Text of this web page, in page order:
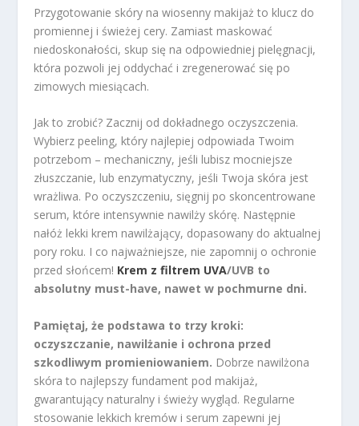
Przygotowanie skóry na wiosenny makijaż to klucz do
promiennej i świeżej cery. Zamiast maskować
niedoskonałości, skup się na odpowiedniej pielęgnacji,
która pozwoli jej oddychać i zregenerować się po
zimowych miesiącach.
Jak to zrobić? Zacznij od dokładnego oczyszczenia.
Wybierz peeling, który najlepiej odpowiada Twoim
potrzebom – mechaniczny, jeśli lubisz mocniejsze
złuszczanie, lub enzymatyczny, jeśli Twoja skóra jest
wrażliwa. Po oczyszczeniu, sięgnij po skoncentrowane
serum, które intensywnie nawilży skórę. Następnie
nałóż lekki krem nawilżający, dopasowany do aktualnej
pory roku. I co najważniejsze, nie zapomnij o ochronie
przed słońcem! Krem z filtrem UVA/UVB to
absolutny must-have, nawet w pochmurne dni.
Pamiętaj, że podstawa to trzy kroki:
oczyszczanie, nawilżanie i ochrona przed
szkodliwym promieniowaniem. Dobrze nawilżona
skóra to najlepszy fundament pod makijaż,
gwarantujący naturalny i świeży wygląd. Regularne
stosowanie lekkich kremów i serum zapewni jej